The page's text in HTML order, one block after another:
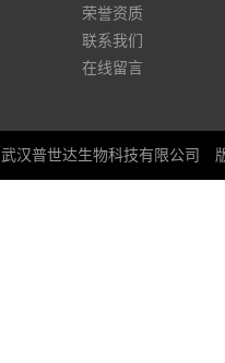
荣誉资质
联系我们
在线留言
武汉普世达生物科技有限公司